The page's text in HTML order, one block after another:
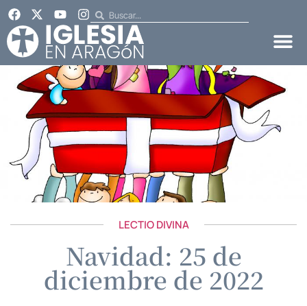
LECTIO DIVINA
Navidad: 25 de
diciembre de 2022